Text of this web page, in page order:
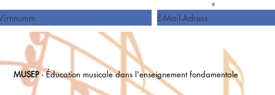
MUSEP- Éducation musicale dans l'enseignement fondamentale